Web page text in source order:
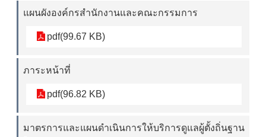
แผนผังองค์กรสำนักงานและคณะกรรมการ
pdf(99.67 KB)
ภาระหน้าที่
pdf(96.82 KB)
มาตรการและแผนดำเนินการให้บริการดูแลผู้ตั้งถิ่นฐาน